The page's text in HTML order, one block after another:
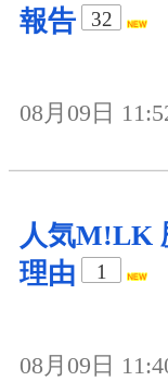
報告
32
08月09日
人気M!LK
理由
1
08月09日